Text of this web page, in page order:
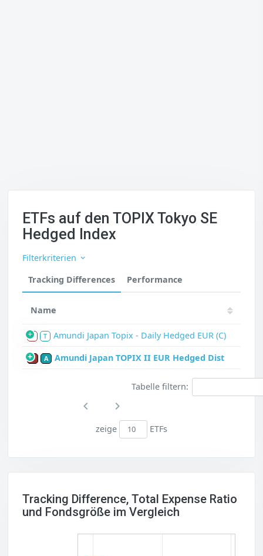
ETFs auf den TOPIX Tokyo SE
Hedged Index
Filterkriterien
Tracking Differences
Performance
Name
S T Amundi Japan Topix - Daily Hedged EUR (C)
P A Amundi Japan TOPIX II EUR Hedged Dist
Tabelle filtern:
zeige ETFs
Tracking Difference, Total Expense Ratio
und Fondsgröße im Vergleich